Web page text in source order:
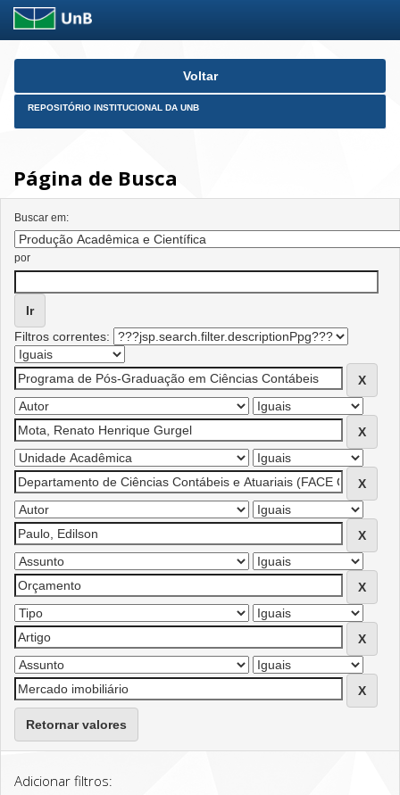
Skip
Voltar
REPOSITÓRIO INSTITUCIONAL DA UNB
Página de Busca
Buscar em:
por
Filtros correntes:
Retornar valores
Adicionar filtros: